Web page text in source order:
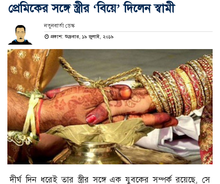
প্রেমিকের সঙ্গে স্ত্রীর ‘বিয়ে’ দিলেন স্বামী
নতুনবার্তা ডেস্ক
প্রকাশ: শুক্রবার, ১৯ জুলাই, ২০১৯
দীর্ঘ দিন ধরেই তার স্ত্রীর সঙ্গে এক যুবকের সম্পর্ক রয়েছে, সে